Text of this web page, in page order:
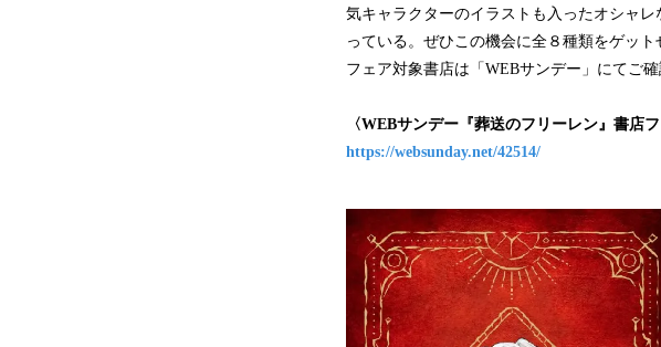
気キャラクターのイラストも入ったオシャ
っている。ぜひこの機会に全８種類をゲット
フェア対象書店は「WEBサンデー」にてご確
〈WEBサンデー『葬送のフリーレン』書店フ
https://websunday.net/42514/